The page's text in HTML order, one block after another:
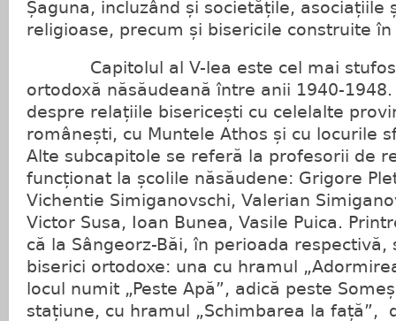
Șaguna, incluzând și societățile, asociațiile
religioase, precum și bisericile construite
Capitolul al V-lea este cel mai stufos
ortodoxă năsăudeană între anii 1940-
despre relațiile bisericești cu celelalte
românești, cu Muntele Athos și cu locurile
Alte subcapitole se referă la profesorii de
funcționat la școlile năsăudene: Grigore
Vichentie Simiganovschi, Valerian
Victor Susa, Ioan Bunea, Vasile Puica.
că la Sângeorz-Băi, în perioada respectivă,
biserici ortodoxe: una cu hramul
locul numit „Peste Apă”, adică peste
stațiune, cu hramul „Schimbarea la față”,